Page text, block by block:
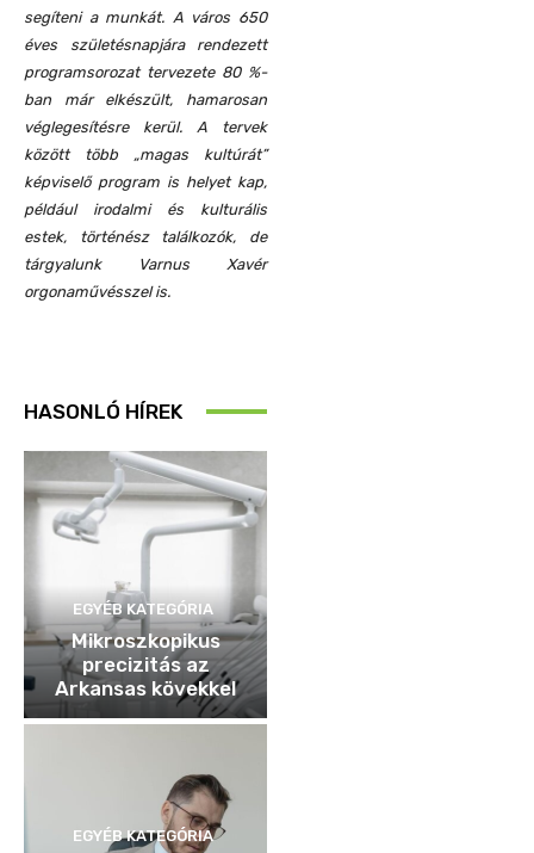
segíteni a munkát. A város 650
éves születésnapjára rendezett
programsorozat tervezete 80 %-
ban már elkészült, hamarosan
véglegesítésre kerül. A tervek
között több „magas kultúrát”
képviselő program is helyet kap,
például irodalmi és kulturális
estek, történész találkozók, de
tárgyalunk Varnus Xavér
orgonaművésszel is.
HASONLÓ HÍREK
EGYÉB KATEGÓRIA
Mikroszkopikus
precizitás az
Arkansas kövekkel
EGYÉB KATEGÓRIA